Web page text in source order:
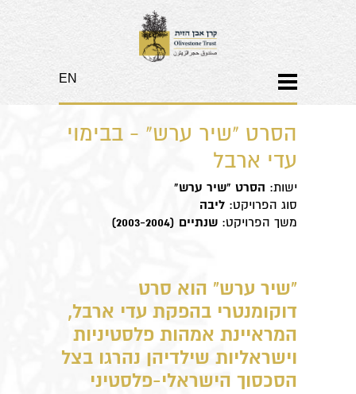
EN
​הסרט "שיר ערש" - בבימוי
עדי ארבל
ישות: הסרט "שיר ערש"
סוג הפרויקט: ליבה
משך הפרויקט: שנתיים (2003-2004)
"שיר ערש" הוא סרט
דוקומנטרי בהפקת עדי ארבל,
המראיינת אמהות פלסטיניות
וישראליות שילדיהן נהרגו בצל
הסכסוך הישראלי-פלסטיני